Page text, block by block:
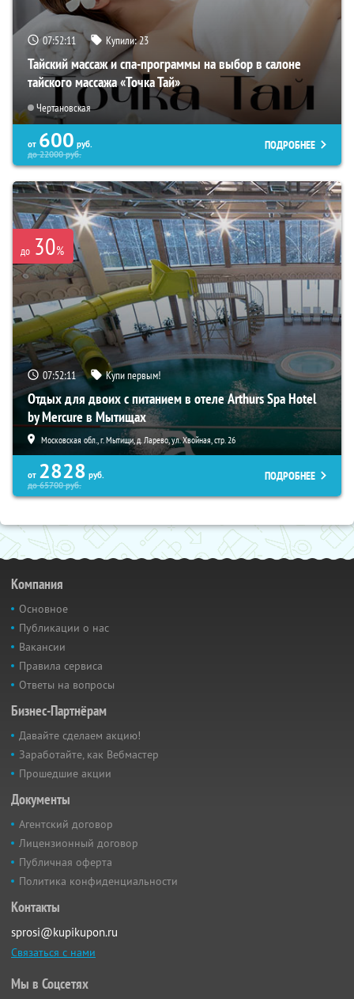
07:52:10 Купили:23
Тайский массаж и спа-программы на выбор в салоне
тайского массажа «Точка Тай»
Чертановская
от 600 руб.
до22000руб.
ПОДРОБНЕЕ
до 30%
07:52:10 Купи первым!
Отдых для двоих с питанием в отеле Arthurs Spa Hotel
by Mercure в Мытищах
Московская обл., г. Мытищи, д. Ларево, ул. Хвойная, стр. 26
от 2828 руб.
до65700руб.
ПОДРОБНЕЕ
Компания
Основное
Публикации о нас
Вакансии
Правила сервиса
Ответы на вопросы
Бизнес-Партнёрам
Давайте сделаем акцию!
Заработайте, как Вебмастер
Прошедшие акции
Документы
Агентский договор
Лицензионный договор
Публичная оферта
Политика конфиденциальности
Контакты
sprosi@kupikupon.ru
Связаться с нами
Мы в Соцсетях